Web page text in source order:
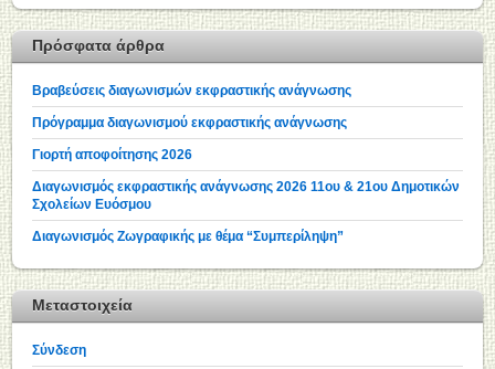
Πρόσφατα άρθρα
Βραβεύσεις διαγωνισμών εκφραστικής ανάγνωσης
Πρόγραμμα διαγωνισμού εκφραστικής ανάγνωσης
Γιορτή αποφοίτησης 2026
Διαγωνισμός εκφραστικής ανάγνωσης 2026 11ου & 21ου Δημοτικών
Σχολείων Ευόσμου
Διαγωνισμός Ζωγραφικής με θέμα “Συμπερίληψη”
Μεταστοιχεία
Σύνδεση